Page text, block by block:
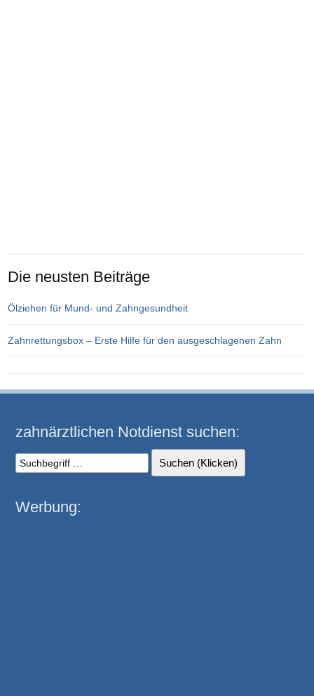
Die neusten Beiträge
Ölziehen für Mund- und Zahngesundheit
Zahnrettungsbox – Erste Hilfe für den ausgeschlagenen Zahn
zahnärztlichen Notdienst suchen:
Werbung: